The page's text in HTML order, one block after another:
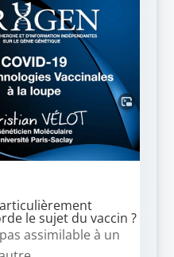
le sujet du vaccin ?
assimilable à un